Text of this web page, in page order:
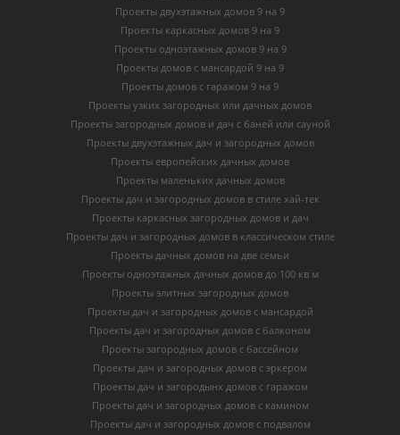
Проекты двухэтажных домов 9 на 9
Проекты каркасных домов 9 на 9
Проекты одноэтажных домов 9 на 9
Проекты домов с мансардой 9 на 9
Проекты домов с гаражом 9 на 9
Проекты узких загородных или дачных домов
Проекты загородных домов и дач с баней или сауной
Проекты двухэтажных дач и загородных домов
Проекты европейских дачных домов
Проекты маленьких дачных домов
Проекты дач и загородных домов в стиле хай-тек
Проекты каркасных загородных домов и дач
Проекты дач и загородных домов в классическом стиле
Проекты дачных домов на две семьи
Проекты одноэтажных дачных домов до 100 кв м
Проекты элитных загородных домов
Проекты дач и загородных домов с мансардой
Проекты дач и загородных домов с балконом
Проекты загородных домов с бассейном
Проекты дач и загородных домов с эркером
Проекты дач и загородынх домов с гаражом
Проекты дач и загородных домов с камином
Проекты дач и загородных домов с подвалом